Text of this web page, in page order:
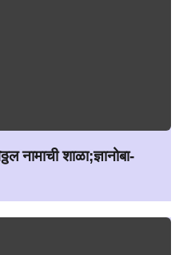
नामाची शाळा;ज्ञानोबा-